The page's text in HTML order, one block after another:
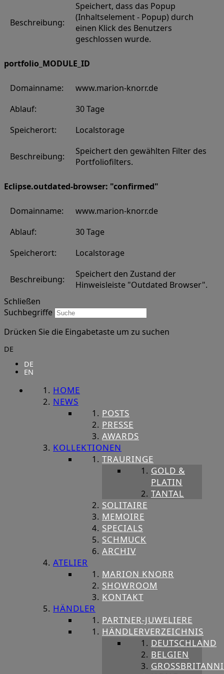
Beschreibung:
Speichert, dass das Popup
(Inhaltselement - Popup) durch
einen Klick des Benutzers
geschlossen wurde.
portfolio_MODULE_ID
Domainname:
www.marion-knorr.de
Ablauf:
30 Tage
Speicherort:
Localstorage
Beschreibung:
Speichert den gewählten Filter des
Portfoliofilters.
Eclipse.outdated-browser: "confirmed"
Domainname:
www.marion-knorr.de
Ablauf:
30 Tage
Speicherort:
Localstorage
Beschreibung:
Speichert den Zustand der
Hinweisleiste "Outdated Browser".
Schließen
Suchbegriffe
Drücken Sie die Eingabetaste um zu suchen
DE
DE
EN
HOME
NEWS
POSTS
PRESSE
AWARDS
KOLLEKTIONEN
TRAURINGE
GOLD &
PLATIN
TANTAL
SOLITAIRE
MEMOIRE
SPECIALS
SCHMUCK
ARCHIV
ATELIER
MARION KNORR
SHOWROOM
KONTAKT
HÄNDLER
PARTNER-JUWELIERE
HÄNDLERVERZEICHNIS
DEUTSCHLAND
BELGIEN